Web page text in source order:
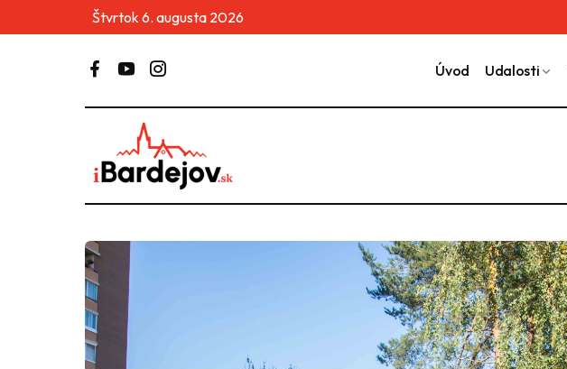
Štvrtok 6. augusta 2026
Úvod Udalosti